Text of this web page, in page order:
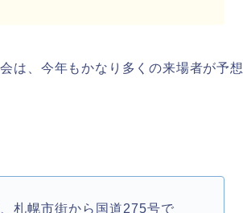
は、今年もかなり多くの来場者が予想
札幌市街から国道275号で